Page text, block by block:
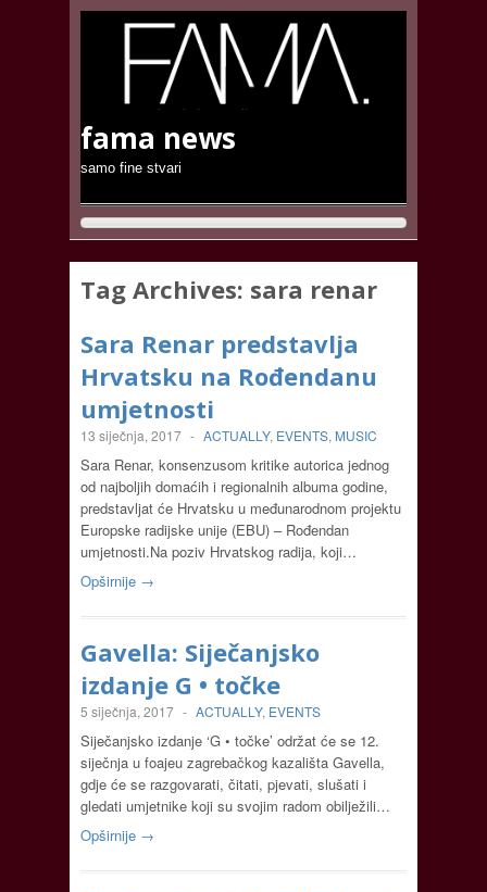
fama news
samo fine stvari
Tag Archives: sara renar
Sara Renar predstavlja
Hrvatsku na Rođendanu
umjetnosti
13 siječnja, 2017 - ACTUALLY, EVENTS, MUSIC
Sara Renar, konsenzusom kritike autorica jednog
od najboljih domaćih i regionalnih albuma godine,
predstavljat će Hrvatsku u međunarodnom projektu
Europske radijske unije (EBU) – Rođendan
umjetnosti.Na poziv Hrvatskog radija, koji…
Opširnije →
Gavella: Siječanjsko
izdanje G • točke
5 siječnja, 2017 - ACTUALLY, EVENTS
Siječanjsko izdanje ‘G • točke’ održat će se 12.
siječnja u foajeu zagrebačkog kazališta Gavella,
gdje će se razgovarati, čitati, pjevati, slušati i
gledati umjetnike koji su svojim radom obilježili…
Opširnije →